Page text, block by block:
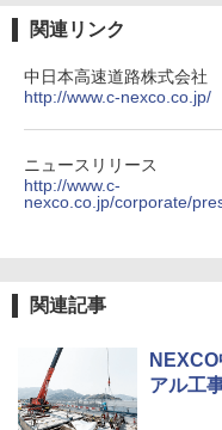
関連リンク
中日本高速道路株式会社
http://www.c-nexco.co.jp/
ニュースリリース
http://www.c-
nexco.co.jp/corporate/
関連記事
アル工